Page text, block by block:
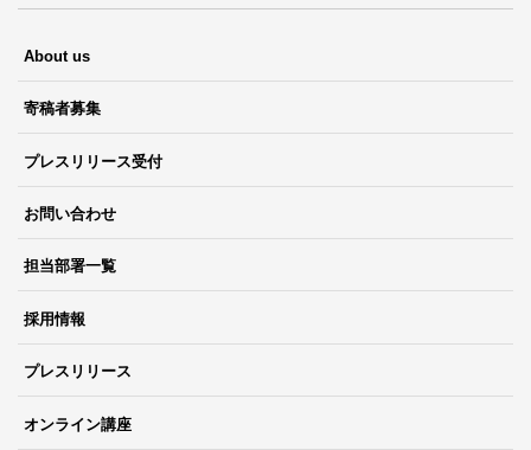
About us
寄稿者募集
プレスリリース受付
お問い合わせ
担当部署一覧
採用情報
プレスリリース
オンライン講座